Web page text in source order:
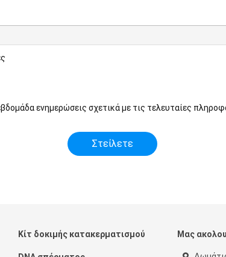
ενημερώσεις σχετικά με τις τελευταίες
Κίτ δοκιμής κατακερματισμού Μας